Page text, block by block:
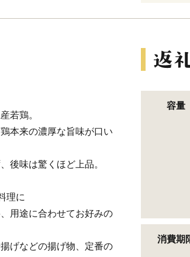
若鶏。
本来の濃厚な旨味が口い
後味は驚くほど上品。
理に
用途に合わせてお好みの
げなどの揚げ物、定番の
容量
消費期